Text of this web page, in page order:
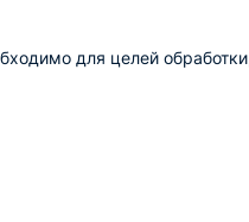
для целей